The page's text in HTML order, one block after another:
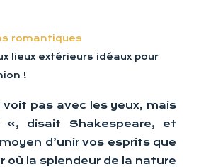
romantiques
lieux extérieurs idéaux pour
!
voit pas avec les yeux, mais
», disait Shakespeare, et
d’unir vos esprits que
où la splendeur de la nature